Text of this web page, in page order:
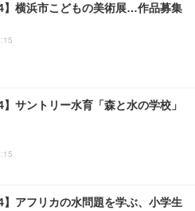
】横浜市こどもの美術展…作品募集
】サントリー水育「森と水の学校」
】アフリカの水問題を学ぶ、小学生